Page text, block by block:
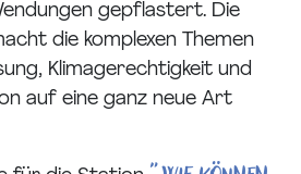
gepflastert. Die
die komplexen Themen
Klimagerechtigkeit und
auf eine ganz neue Art